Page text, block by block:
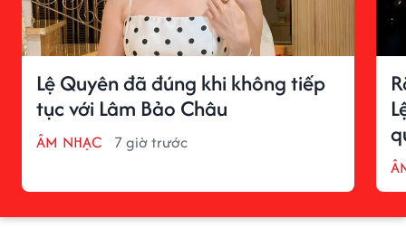
Lệ Quyên đã đúng khi không tiếp
tục với Lâm Bảo Châu
ÂM NHẠC 7 giờ trước